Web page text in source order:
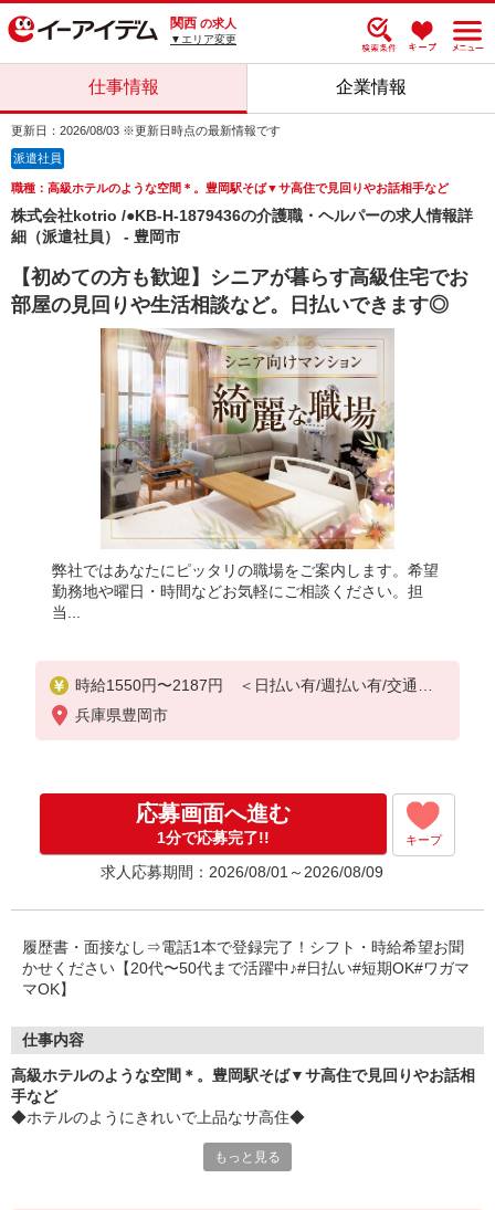
関西 の求人
▼エリア変更
仕事情報 企業情報
更新日：2026/08/03 ※更新日時点の最新情報です
派遣社員
職種：高級ホテルのような空間＊。豊岡駅そば▼サ高住で見回りやお話相手など
株式会社kotrio /●KB-H-1879436の介護職・ヘルパーの求人情報詳
細（派遣社員） - 豊岡市
【初めての方も歓迎】シニアが暮らす高級住宅でお
部屋の見回りや生活相談など。日払いできます◎
弊社ではあなたにピッタリの職場をご案内します。希望
勤務地や曜日・時間などお気軽にご相談ください。担
当...
時給1550円〜2187円 ＜日払い有/週払い有/交通費
全支給(ガソリン代含む)＞
兵庫県豊岡市
応募画面へ進む
1分で応募完了!! キープ
求人応募期間：2026/08/01～2026/08/09
履歴書・面接なし⇒電話1本で登録完了！シフト・時給希望お聞
かせください【20代〜50代まで活躍中♪#日払い#短期OK#ワガマ
マOK】
仕事内容
高級ホテルのような空間＊。豊岡駅そば▼サ高住で見回りやお話相
手など
◆ホテルのようにきれいで上品なサ高住◆
施設に住む方は元気な方ばかり。もっと見る